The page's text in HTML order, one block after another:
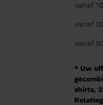
vanaf
vanaf
vanaf
* Uw
shirts, 2